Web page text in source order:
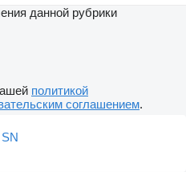
данной рубрики
политикой
соглашением.